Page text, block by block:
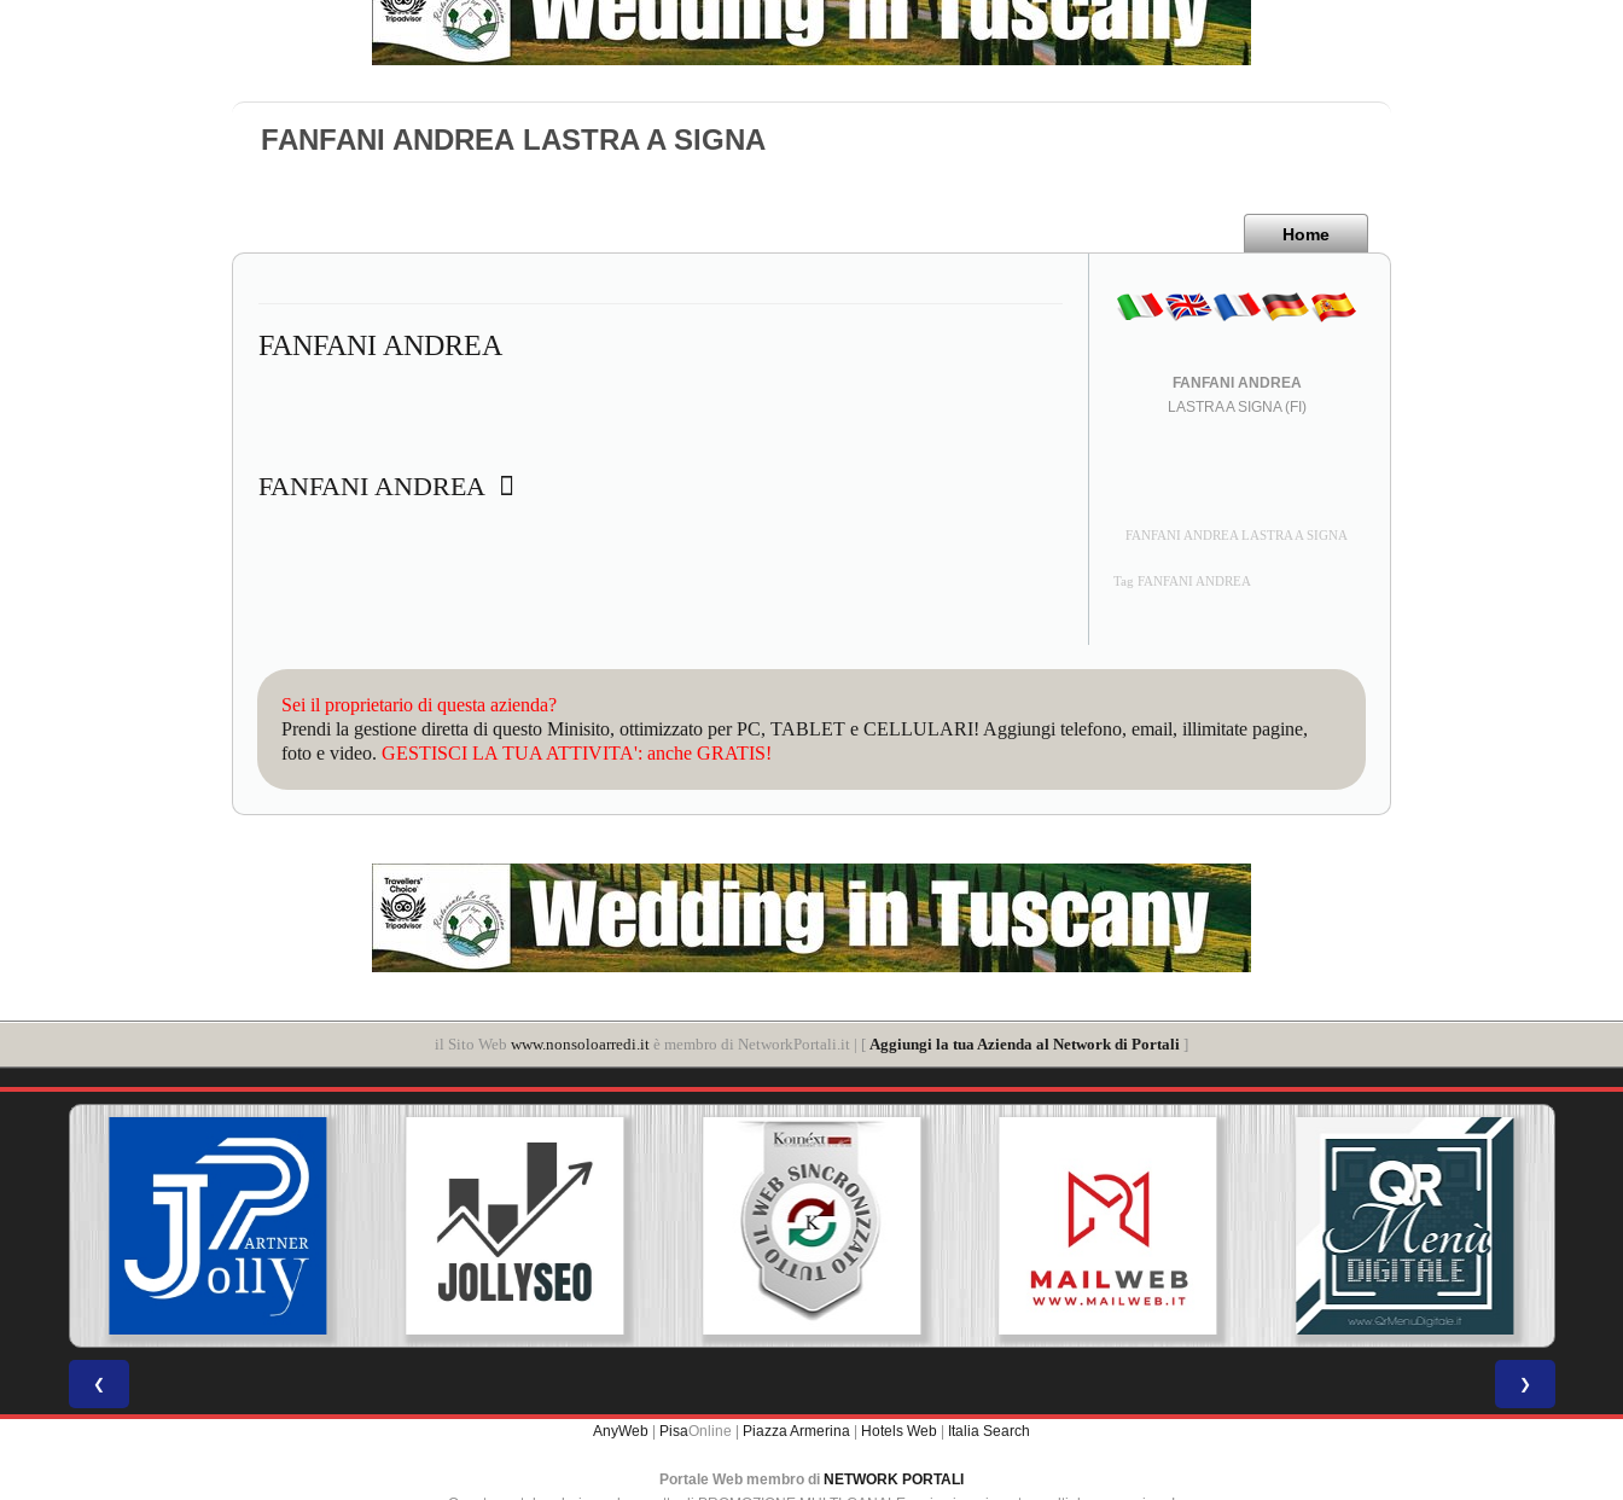
FANFANI ANDREA LASTRA A SIGNA
Home
FANFANI ANDREA
FANFANI ANDREA
FANFANI ANDREA
LASTRA A SIGNA (FI)
FANFANI ANDREA LASTRA A SIGNA
Tag FANFANI ANDREA
Sei il proprietario di questa azienda?
Prendi la gestione diretta di questo Minisito, ottimizzato per PC, TABLET e CELLULARI! Aggiungi telefono, email, illimitate pagine,
foto e video. GESTISCI LA TUA ATTIVITA': anche GRATIS!
il Sito Web www.nonsoloarredi.it è membro di NetworkPortali.it | [ Aggiungi la tua Azienda al Network di Portali ]
❮ ❯
AnyWeb | PisaOnline | Piazza Armerina | Hotels Web | Italia Search
Portale Web membro di NETWORK PORTALI